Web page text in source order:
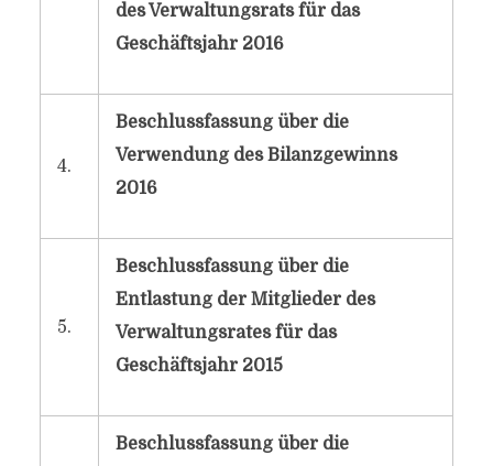
des Verwaltungsrats für das
Geschäftsjahr 2016
4.
Beschlussfassung über die
Verwendung des Bilanzgewinns
2016
5.
Beschlussfassung über die
Entlastung der Mitglieder des
Verwaltungsrates für das
Geschäftsjahr 2015
Beschlussfassung über die